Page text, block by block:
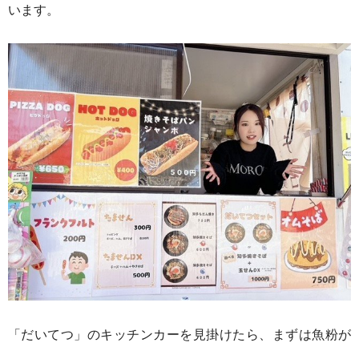
います。
「だいてつ」のキッチンカーを見掛けたら、まずは魚粉が